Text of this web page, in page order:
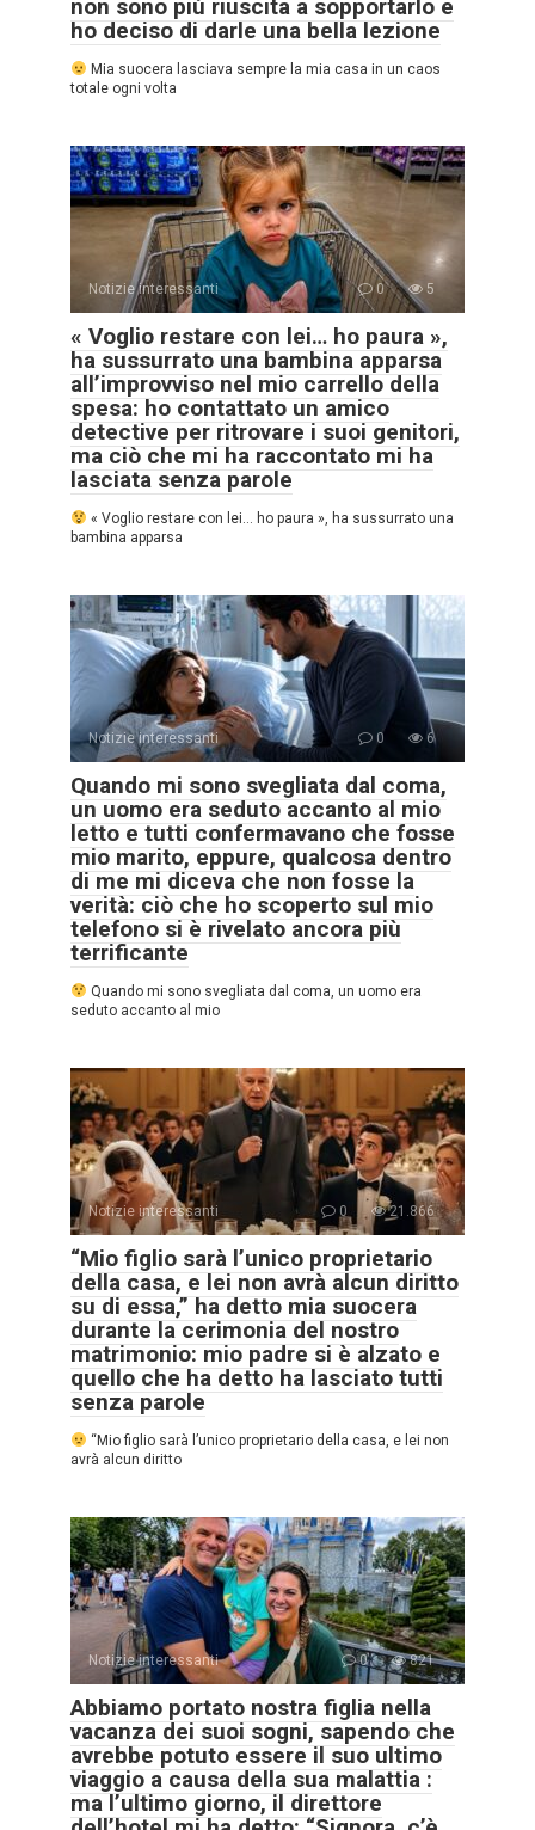
non sono più riuscita a sopportarlo e
ho deciso di darle una bella lezione
Mia suocera lasciava sempre la mia casa in un caos
totale ogni volta
Notizie interessanti 0 5
« Voglio restare con lei… ho paura »,
ha sussurrato una bambina apparsa
all’improvviso nel mio carrello della
spesa: ho contattato un amico
detective per ritrovare i suoi genitori,
ma ciò che mi ha raccontato mi ha
lasciata senza parole
« Voglio restare con lei… ho paura », ha sussurrato una
bambina apparsa
Notizie interessanti 0 6
Quando mi sono svegliata dal coma,
un uomo era seduto accanto al mio
letto e tutti confermavano che fosse
mio marito, eppure, qualcosa dentro
di me mi diceva che non fosse la
verità: ciò che ho scoperto sul mio
telefono si è rivelato ancora più
terrificante
Quando mi sono svegliata dal coma, un uomo era
seduto accanto al mio
Notizie interessanti 0 21.866
“Mio figlio sarà l’unico proprietario
della casa, e lei non avrà alcun diritto
su di essa,” ha detto mia suocera
durante la cerimonia del nostro
matrimonio: mio padre si è alzato e
quello che ha detto ha lasciato tutti
senza parole
“Mio figlio sarà l’unico proprietario della casa, e lei non
avrà alcun diritto
Notizie interessanti 0 821
Abbiamo portato nostra figlia nella
vacanza dei suoi sogni, sapendo che
avrebbe potuto essere il suo ultimo
viaggio a causa della sua malattia :
ma l’ultimo giorno, il direttore